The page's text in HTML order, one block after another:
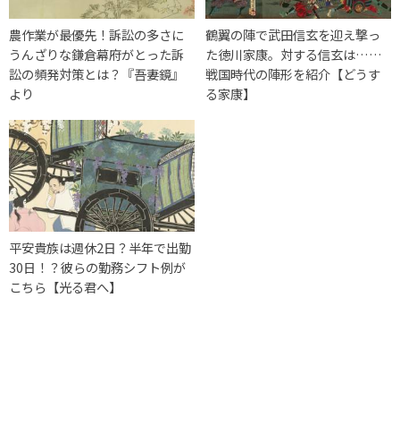
農作業が最優先！訴訟の多さに
うんざりな鎌倉幕府がとった訴
訟の頻発対策とは？『吾妻鏡』
より
鶴翼の陣で武田信玄を迎え撃っ
た徳川家康。対する信玄は……
戦国時代の陣形を紹介【どうす
る家康】
平安貴族は週休2日？半年で出勤
30日！？彼らの勤務シフト例が
こちら【光る君へ】